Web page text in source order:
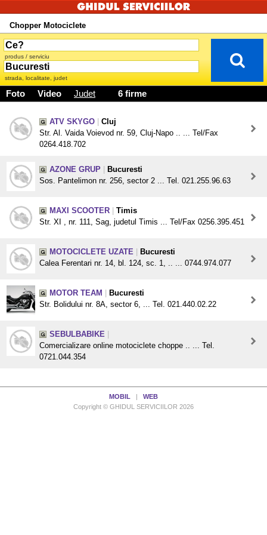
Chopper Motociclete
produs / serviciu
strada, localitate, judet
Foto Video Judet 6 firme
ATV SKYGO
Cluj
Str. Al. Vaida Voievod nr. 59, Cluj-Napo .. ... Tel/Fax
0264.418.702
AZONE GRUP
Bucuresti
Sos. Pantelimon nr. 256, sector 2 ... Tel. 021.255.96.63
MAXI SCOOTER
Timis
Str. XI , nr. 111, Sag, judetul Timis ... Tel/Fax 0256.395.451
MOTOCICLETE UZATE
Bucuresti
Calea Ferentari nr. 14, bl. 124, sc. 1, .. ... 0744.974.077
MOTOR TEAM
Bucuresti
Str. Bolidului nr. 8A, sector 6, ... Tel. 021.440.02.22
SEBULBABIKE
Comercializare online motociclete choppe .. ... Tel.
0721.044.354
MOBIL
WEB
Copyright © GHIDUL SERVICIILOR 2026